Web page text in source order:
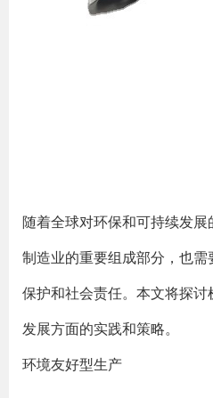
随着全球对环保和可持续发
制造业的重要组成部分，也
保护和社会责任。本文将探
发展方面的实践和策略。
环境友好型生产